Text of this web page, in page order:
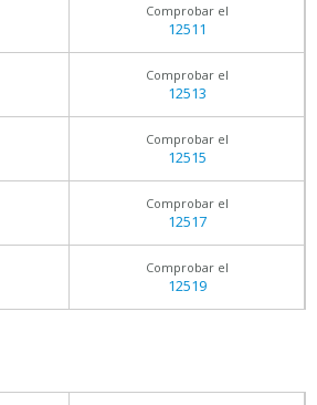
Comprobar el
12511
Comprobar el
12513
Comprobar el
12515
Comprobar el
12517
Comprobar el
12519